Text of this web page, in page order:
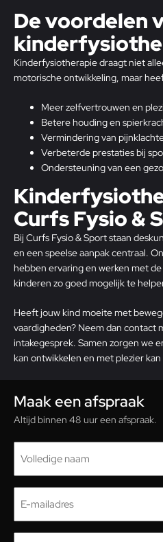
De voordelen
Kinderfysiotherapie draagt niet
motorische ontwikkeling, maar
Meer zelfvertrouwen en
Betere houding en
Vermindering van
Verbeterde prestaties bij
Ondersteuning van een
Curfs Fysio &
Bij Curfs Fysio & Sport staan
en een speelse aanpak centraal.
hebben ervaring en werken met
kinderen zo goed mogelijk te
Heeft jouw kind moeite met
vaardigheden? Neem dan contact
intakegesprek. Samen zorgen we
kan ontwikkelen en met plezier
Maak een afspraak
Altijd binnen 48 uur een afspraak.
mailadres